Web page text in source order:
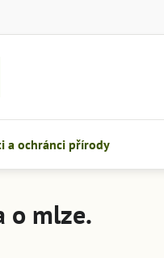
a ochránci přírody
o mlze.